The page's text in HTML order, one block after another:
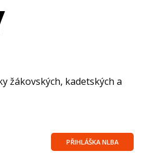
žákovských, kadetských a
PŘIHLÁŠKA NLBA